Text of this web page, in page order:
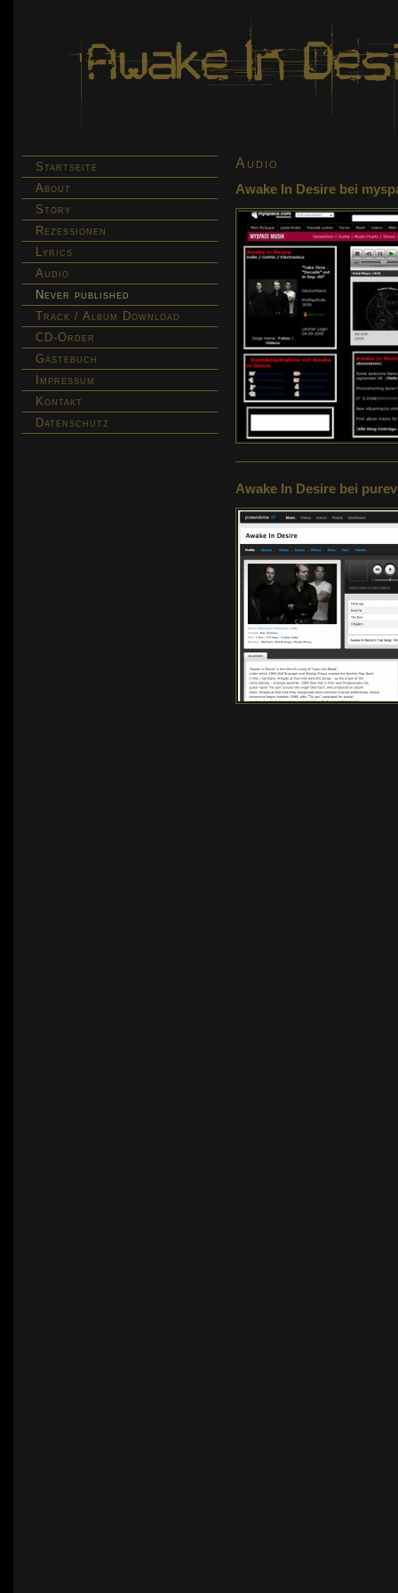
Startseite
About
Story
Rezessionen
Lyrics
Audio
Never published
Track / Album Download
CD-Order
Gästebuch
Impressum
Kontakt
Datenschutz
Audio
Awake In Desire bei
Awake In Desire bei